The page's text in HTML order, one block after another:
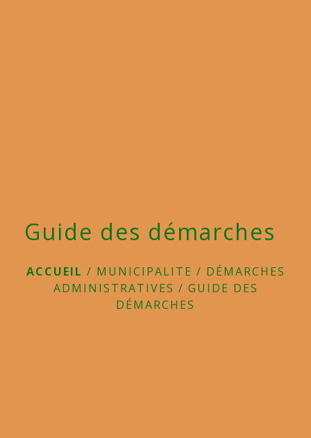
Guide des démarches
ACCUEIL / MUNICIPALITE / DÉMARCHES
ADMINISTRATIVES / GUIDE DES
DÉMARCHES